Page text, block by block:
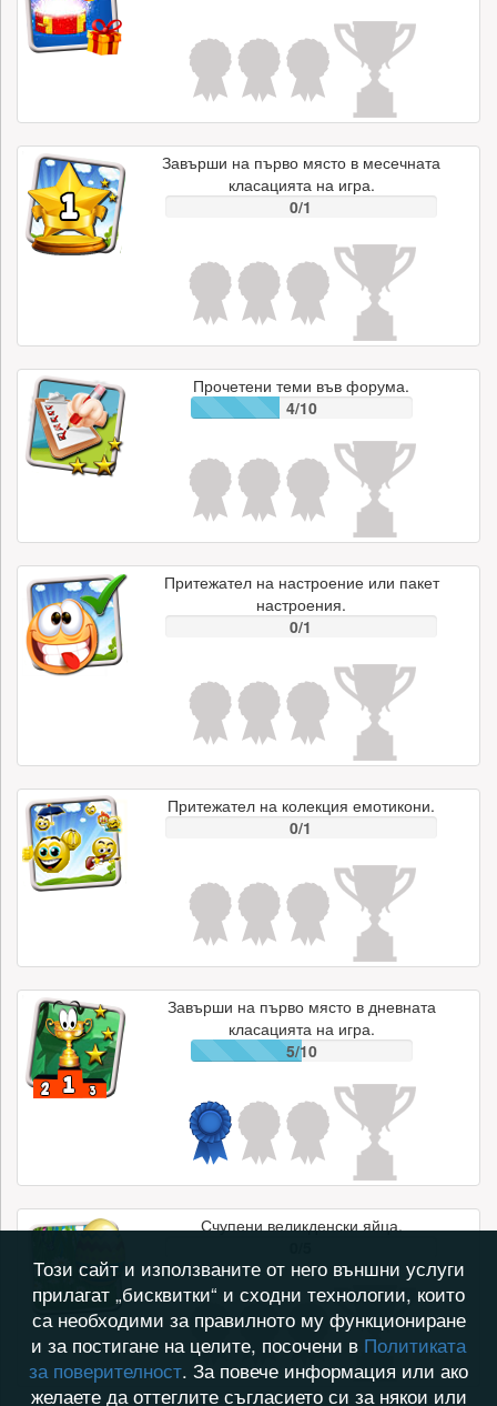
Завърши на първо място в месечната
класацията на игра.
0/1
Прочетени теми във форума.
4/10
Притежател на настроение или пакет
настроения.
0/1
Притежател на колекция емотикони.
0/1
Завърши на първо място в дневната
класацията на игра.
5/10
Счупени великденски яйца.
Този сайт и използваните от него външни услуги
прилагат „бисквитки“ и сходни технологии, които
са необходими за правилното му функциониране
и за постигане на целите, посочени в Политиката
за поверителност. За повече информация или ако
желаете да оттеглите съгласието си за някои или